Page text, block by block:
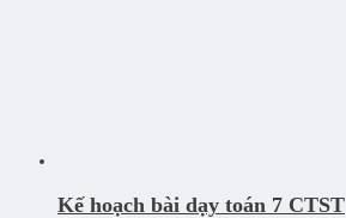
Kế hoạch bài dạy toán 7 CTST